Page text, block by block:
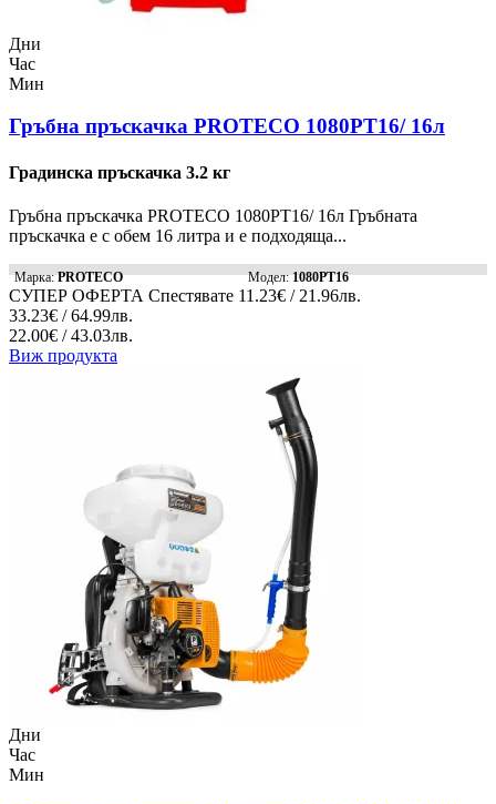
Дни
Час
Мин
Гръбна пръскачка PROTECO 1080PT16/ 16л
Градинска пръскачка 3.2 кг
Гръбна пръскачка PROTECO 1080PT16/ 16л Гръбната
пръскачка е с обем 16 литра и е подходяща...
Марка:PROTECO Модел:1080PT16
СУПЕР ОФЕРТА Спестявате 11.23€ / 21.96лв.
33.23€ / 64.99лв.
22.00€ / 43.03лв.
Виж продукта
Дни
Час
Мин